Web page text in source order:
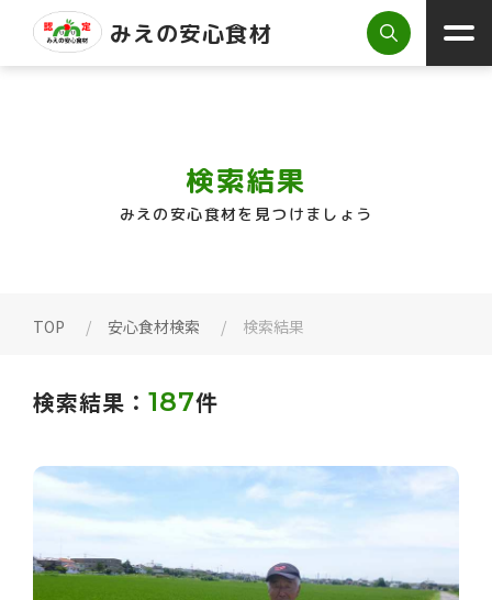
みえの安心食材
検索結果
みえの安心食材を見つけましょう
TOP 安心食材検索 検索結果
検索結果： 187件